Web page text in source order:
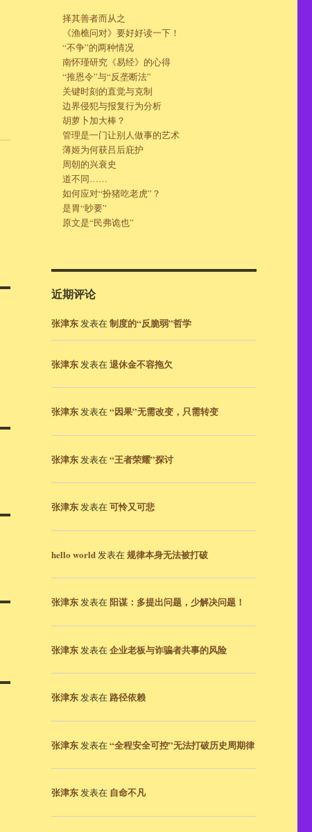
择其善者而从之
《渔樵问对》要好好读一下！
“不争”的两种情况
南怀瑾研究《易经》的心得
“推恩令”与“反垄断法”
关键时刻的直觉与克制
边界侵犯与报复行为分析
胡萝卜加大棒？
管理是一门让别人做事的艺术
薄姬为何获吕后庇护
周朝的兴衰史
道不同……
如何应对“扮猪吃老虎”？
是胃“眇要”
原文是“民弗诡也”
近期评论
张津东发表在制度的“反脆弱”哲学
张津东发表在退休金不容拖欠
张津东发表在“因果”无需改变，只需转变
张津东发表在“王者荣耀”探讨
张津东发表在可怜又可悲
hello world发表在规律本身无法被打破
张津东发表在阳谋：多提出问题，少解决问题！
张津东发表在企业老板与诈骗者共事的风险
张津东发表在 路径依赖
张津东发表在“全程安全可控”无法打破历史周期律
张津东发表在 自命不凡